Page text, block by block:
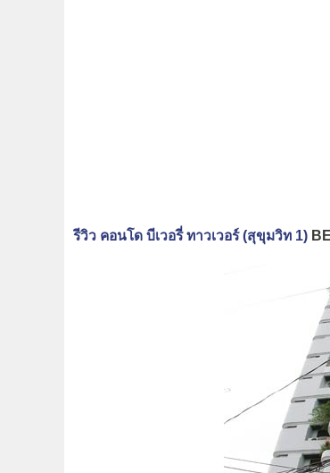
รีวิว คอนโด บีเวอรี่ ทาวเวอร์ (สุขุมวิท 1)